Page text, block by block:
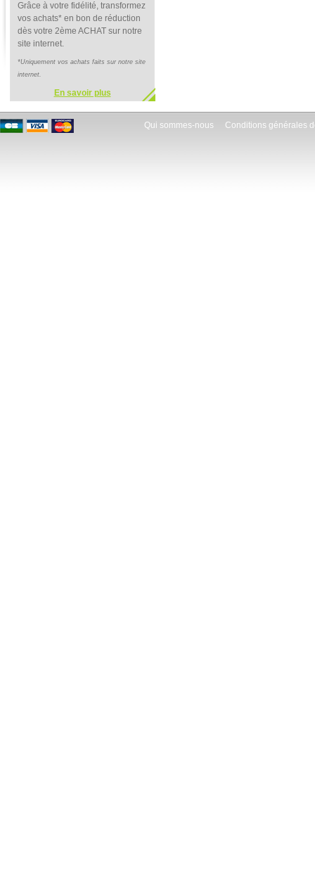
Grâce à votre fidélité, transformez
vos achats* en bon de réduction
dès votre 2ème ACHAT sur notre
site internet.
*Uniquement vos achats faits sur notre site
internet.
En savoir plus
Qui sommes-nous Conditions générales